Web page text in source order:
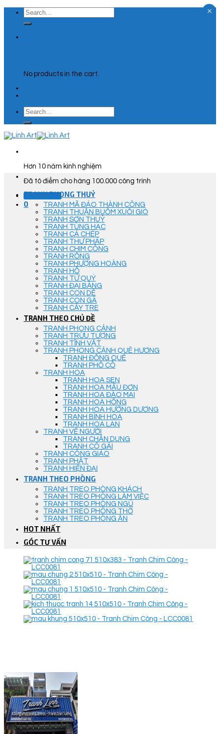
Skip
content
Search
for:
No products in the cart.
Search
for:
Hơn 10 năm kinh nghiệm
Đã tô điểm cho hàng 100.000 công trình
Góc Tư Vấn
0
TRANH PHONG THUỶ
TRANH MÃ ĐÁO THÀNH CÔNG
TRANH THUẬN BUỒM XUÔI GIÓ
TRANH SƠN THUỶ
TRANH TÙNG HẠC
TRANH CÁ CHÉP
TRANH THƯ PHÁP
TRANH CHIM CÔNG
TRANH RỒNG
TRANH PHƯỢNG HOÀNG
TRANH HỔ
TRANH TỨ QUÝ
TRANH ĐẠI BÀNG
TRANH CON DÊ
TRANH CON GÀ
TRANH CÂY TRE
TRANH THEO CHỦ ĐỀ
TRANH PHONG CẢNH
TRANH TRỪU TƯỢNG
TRANH TĨNH VẬT
TRANH PHONG CẢNH QUÊ HƯƠNG
TRANH ĐỒNG QUÊ
TRANH PHỐ CỔ
TRANH HOA
TRANH HOA SEN
TRANH HOA MẪU ĐƠN
TRANH HOA ĐÀO MAI
TRANH HOA HỒNG
TRANH HOA HƯỚNG DƯƠNG
TRANH BÌNH HOA
TRANH HOA LAN
TRANH VẼ NGƯỜI
TRANH CHÂN DUNG
TRANH CÔ GÁI
TRANH CÔNG GIÁO
TRANH PHẬT
TRANH HIỆN ĐẠI
TRANH THEO PHÒNG
TRANH TREO PHÒNG KHÁCH
TRANH TREO PHÒNG LÀM VIỆC
TRANH TREO PHÒNG NGỦ
TRANH TREO PHÒNG THỜ
TRANH TREO PHÒNG ĂN
HOT NHẤT
GÓC TƯ VẤN
×